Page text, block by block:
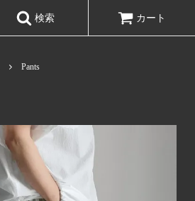
検索 カート
Pants